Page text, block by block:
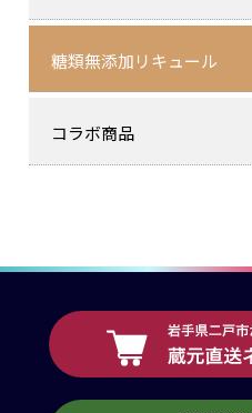
糖類無添加リキュール
コラボ商品